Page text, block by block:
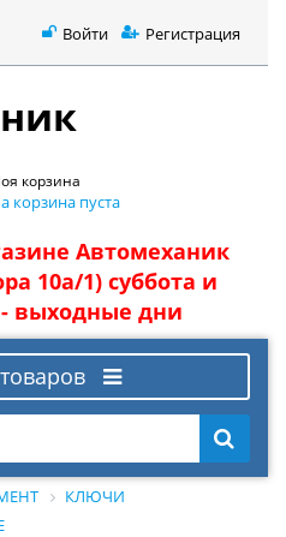
Войти Регистрация
корзина
корзина пуста
Автомеханик
10а/1) суббота и
- выходные дни
КЛЮЧИ